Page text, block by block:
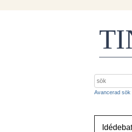
Avancerad sök